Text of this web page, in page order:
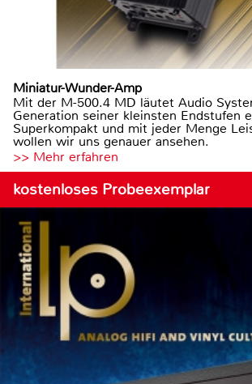
Miniatur-Wunder-Amp
Mit der M-500.4 MD läutet Audio
Generation seiner kleinsten Endstufen
Superkompakt und mit jeder Menge
wollen wir uns genauer ansehen.
>> Mehr erfahren
kostenloses Probeexemplar